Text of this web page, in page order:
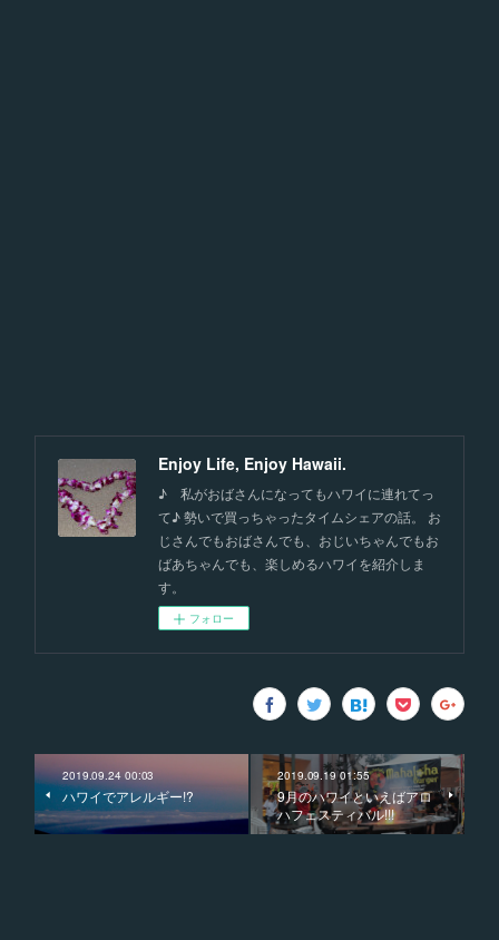
Enjoy Life, Enjoy Hawaii.
♪ 私がおばさんになってもハワイに連れてっ
て♪ 勢いで買っちゃったタイムシェアの話。 お
じさんでもおばさんでも、おじいちゃんでもお
ばあちゃんでも、楽しめるハワイを紹介しま
す。
フォロー
2019.09.24 00:03
ハワイでアレルギー!?
2019.09.19 01:55
9月のハワイといえばアロ
ハフェスティバル!!!